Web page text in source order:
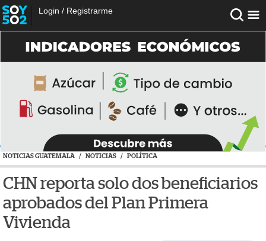
Login / Registrarme
NOTICIAS GUATEMALA / NOTICIAS / POLÍTICA
CHN reporta solo dos beneficiarios
aprobados del Plan Primera
Vivienda